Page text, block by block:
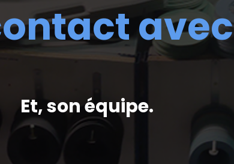
avec
Et, son équipe.